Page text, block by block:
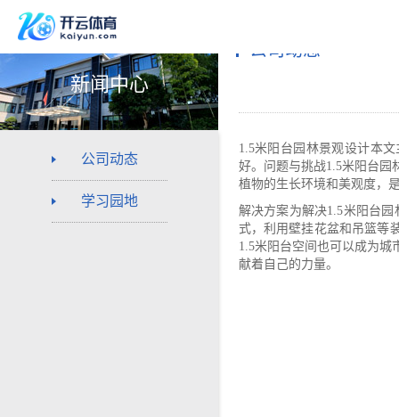
新闻中心
公司动态
学习园地
公司动态
1.5米阳台园林景观设计本
好。问题与挑战1.5米阳台园
植物的生长环境和美观度，
解决方案为解决1.5米阳台
式，利用壁挂花盆和吊篮等
1.5米阳台空间也可以成为
献着自己的力量。